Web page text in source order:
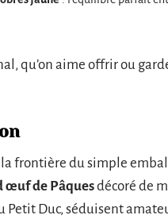
qu’on aime offrir ou
frontière du simple
œuf de Pâquesdécoré de
Petit Duc, séduisent